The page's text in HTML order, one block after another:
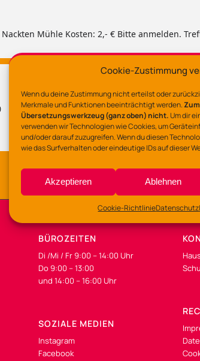
Cookie-Zustimmung
Wenn du deine Zustimmung nicht erteilst oder
Merkmale und Funktionen beeinträchtigt werden.
Übersetzungswerkzeug (ganz oben) nicht.Um dir
verwenden wir Technologien wie Cookies, um
und/oder darauf zuzugreifen. Wenn du diesen
wie das Surfverhalten oder eindeutige IDs auf dieser
Akzeptieren Ablehnen
Cookie-RichtlinieDatenschutz
Mühle Kosten: 2,- € Bitte anmelden.
BÜROZEITEN
Di /Mi / Fr 9:00 – 14:00 Uhr
Do 9:00 – 13:00
und 14:00 – 16:00 Uhr
SOZIALE MEDIEN
Instagram
Facebook